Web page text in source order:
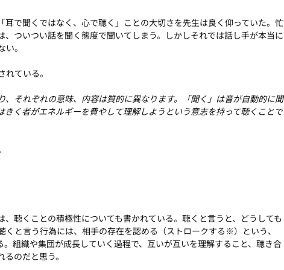
で聞くではなく、心で聴く」ことの大切さを先生は良く仰っていた。忙
、ついつい話を聞く態度で聞いてしまう。しかしそれでは話し手が本当に
。
ている。
、それぞれの意味、内容は質的に異なります。「聞く」は音が自動的に聞
きく者がエネルギーを費やして理解しようという意志を持って聴くことで
聴くことの積極性についても書かれている。聴くと言うと、どうしても
と言う行為には、相手の存在を認める（ストロークする※）という、
組織や集団が成長していく過程で、互いが互いを理解すること、聴き合
のだと思う。